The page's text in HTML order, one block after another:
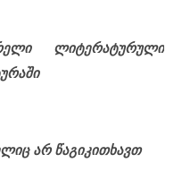
ლიტერატურული
არ წაგიკითხავთ